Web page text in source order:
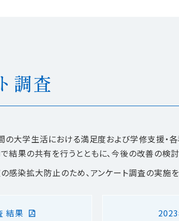
調査
大学生活における満足度および学修支援・
結果の共有を行うとともに、今後の改善の検討
染拡大防止のため、アンケート調査の実施を
結果